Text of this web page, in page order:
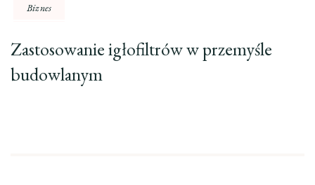
Biznes
Zastosowanie igłofiltrów w przemyśle
budowlanym